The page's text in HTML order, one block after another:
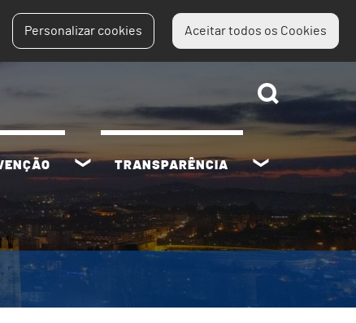
Personalizar cookies Aceitar todos os Cookies
TRANSPARÊNCIA